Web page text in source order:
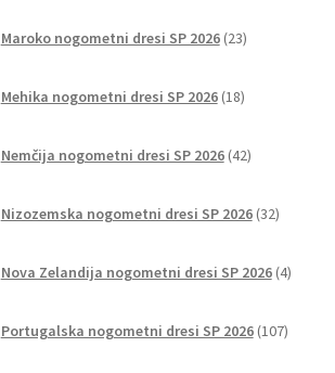
Maroko nogometni dresi SP 2026 23izdelkov
Mehika nogometni dresi SP 2026 18izdelkov
Nemčija nogometni dresi SP 2026 42izdelkov
Nizozemska nogometni dresi SP 2026 32izdelkov
Nova Zelandija nogometni dresi SP 2026 4izdelki
Portugalska nogometni dresi SP 2026 107